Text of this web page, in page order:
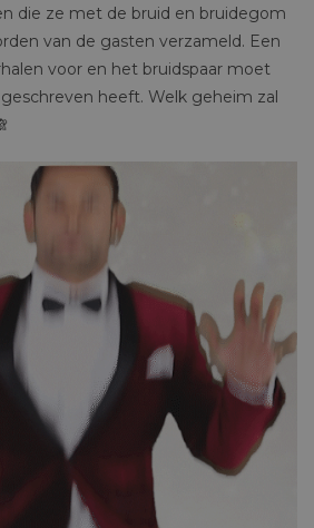
die ze met de bruid en bruidegom
van de gasten verzameld. Een
voor en het bruidspaar moet
heeft. Welk geheim zal